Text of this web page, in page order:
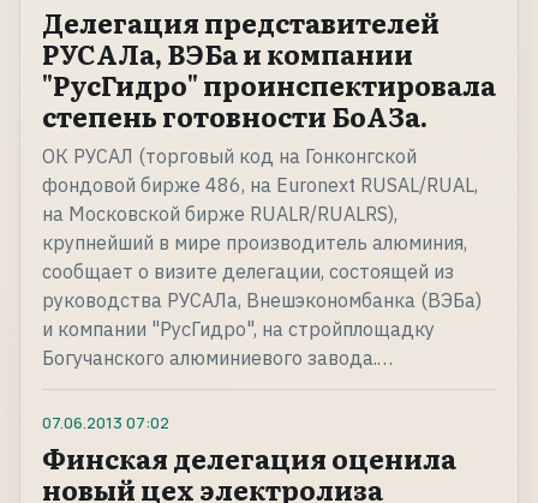
Делегация представителей
РУСАЛа, ВЭБа и компании
"РусГидро" проинспектировала
степень готовности БоАЗа.
ОК РУСАЛ (торговый код на Гонконгской
фондовой бирже 486, на Euronext RUSAL/RUAL,
на Московской бирже RUALR/RUALRS),
крупнейший в мире производитель алюминия,
сообщает о визите делегации, состоящей из
руководства РУСАЛа, Внешэкономбанка (ВЭБа)
и компании "РусГидро", на стройплощадку
Богучанского алюминиевого завода.…
07.06.2013 07:02
Финская делегация оценила
новый цех электролиза